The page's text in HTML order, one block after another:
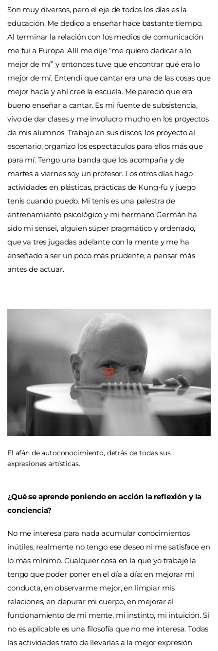
Son muy diversos, pero el eje de todos los días es la
educación. Me dedico a enseñar hace bastante tiempo.
Al terminar la relación con los medios de comunicación
me fui a Europa. Allí me dije “me quiero dedicar a lo
mejor de mí” y entonces tuve que encontrar qué era lo
mejor de mí. Entendí que cantar era una de las cosas que
mejor hacía y ahí creé la escuela. Me pareció que era
bueno enseñar a cantar. Es mi fuente de subsistencia,
vivo de dar clases y me involucro mucho en los proyectos
de mis alumnos. Trabajo en sus discos, los proyecto al
escenario, organizo los espectáculos para ellos más que
para mí. Tengo una banda que los acompaña y de
martes a viernes soy un profesor. Los otros días hago
actividades en plásticas, prácticas de Kung-fu y juego
tenis cuando puedo. Mi tenis es una palestra de
entrenamiento psicológico y mi hermano Germán ha
sido mi sensei, alguien súper pragmático y ordenado,
que va tres jugadas adelante con la mente y me ha
enseñado a ser un poco más prudente, a pensar más
antes de actuar.
El afán de autoconocimiento, detrás de todas sus
expresiones artísticas.
¿Qué se aprende poniendo en acción la reflexión y la
conciencia?
No me interesa para nada acumular conocimientos
inútiles, realmente no tengo ese deseo ni me satisface en
lo más mínimo. Cualquier cosa en la que yo trabaje la
tengo que poder poner en el día a día: en mejorar mi
conducta, en observarme mejor, en limpiar mis
relaciones, en depurar mi cuerpo, en mejorar el
funcionamiento de mi mente, mi instinto, mi intuición. Si
no es aplicable es una filosofía que no me interesa. Todas
las actividades trato de llevarlas a la mejor expresión